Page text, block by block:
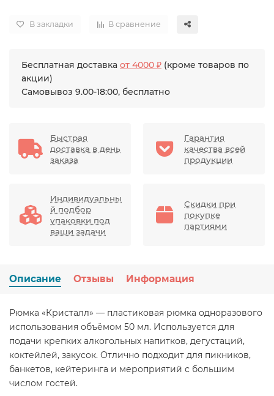
В закладки В сравнение
Бесплатная доставка от 4000 ₽ (кроме товаров по
акции)
Самовывоз 9.00-18:00, бесплатно
Быстрая
доставка в день
заказа
Гарантия
качества всей
продукции
Индивидуальны
й подбор
упаковки под
ваши задачи
Скидки при
покупке
партиями
Описание Отзывы Информация
Рюмка «Кристалл» — пластиковая рюмка одноразового
использования объёмом 50 мл. Используется для
подачи крепких алкогольных напитков, дегустаций,
коктейлей, закусок. Отлично подходит для пикников,
банкетов, кейтеринга и мероприятий с большим
числом гостей.